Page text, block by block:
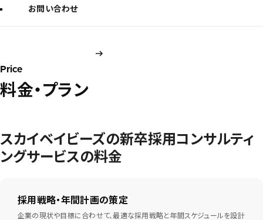
お問い合わせ
Price
料金・プラン
スカイベイビーズの新卒採用コンサルティ
ングサービスの料金
採用戦略・年間計画の策定
企業の現状や目標に合わせて、最適な採用戦略と年間スケジュールを設計